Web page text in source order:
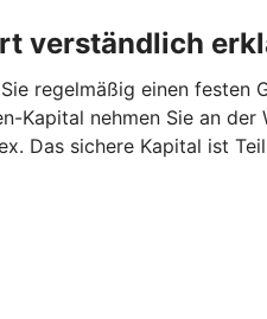
verständlich
regelmäßig einen
Kapital nehmen Sie an
Das sichere Kapital ist